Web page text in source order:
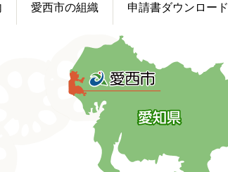
愛西市の組織 申請書ダウンロード